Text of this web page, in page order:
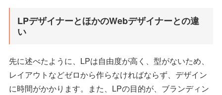
LPデザイナーとほかのWebデザイナーとの違
い
先に述べたように、LPは自由度が高く、型がないため、
レイアウトなどゼロから作らなければならず、デザイン
に時間がかかります。また、LPの目的が、ブランディン